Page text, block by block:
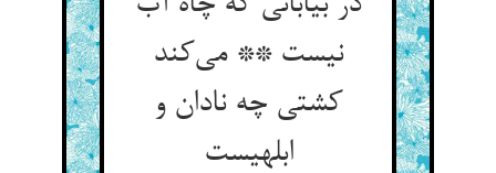
نیست ** می‌کند
کشتی چه نادان و
ابلهیست